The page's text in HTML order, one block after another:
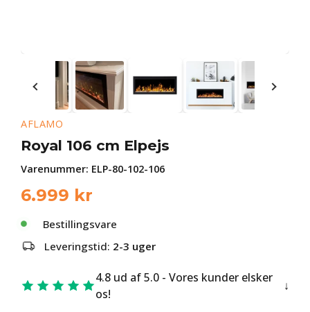
AFLAMO
Royal 106 cm Elpejs
Varenummer: ELP-80-102-106
6.999 kr
Bestillingsvare
Leveringstid: 2-3 uger
4.8 ud af 5.0 - Vores kunder elsker
os!